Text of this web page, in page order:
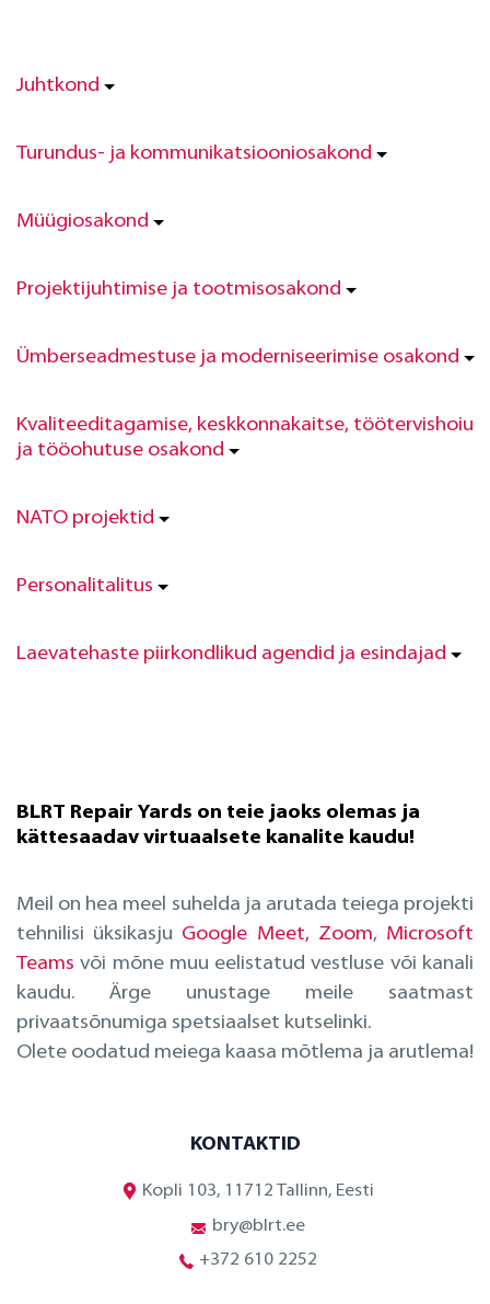
Juhtkond
Turundus- ja kommunikatsiooniosakond
Müügiosakond
Projektijuhtimise ja tootmisosakond
Ümberseadmestuse ja moderniseerimise osakond
Kvaliteeditagamise, keskkonnakaitse, töötervishoiu
ja tööohutuse osakond
NATO projektid
Personalitalitus
Laevatehaste piirkondlikud agendid ja esindajad
BLRT Repair Yards on teie jaoks olemas ja
kättesaadav virtuaalsete kanalite kaudu!
Meil on hea meel suhelda ja arutada teiega projekti
tehnilisi üksikasju Google Meet, Zoom, Microsoft
Teams või mõne muu eelistatud vestluse või kanali
kaudu. Ärge unustage meile saatmast
privaatsõnumiga spetsiaalset kutselinki.
Olete oodatud meiega kaasa mõtlema ja arutlema!
KONTAKTID
Kopli 103, 11712 Tallinn, Eesti
bry@blrt.ee
+372 610 2252